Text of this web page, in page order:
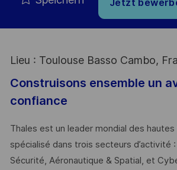
Jetzt
Lieu : Toulouse Basso Cambo,
Construisons ensemble un
confiance
Thales est un leader mondial des
spécialisé dans trois secteurs d’activité
Sécurité, Aéronautique & Spatial, et